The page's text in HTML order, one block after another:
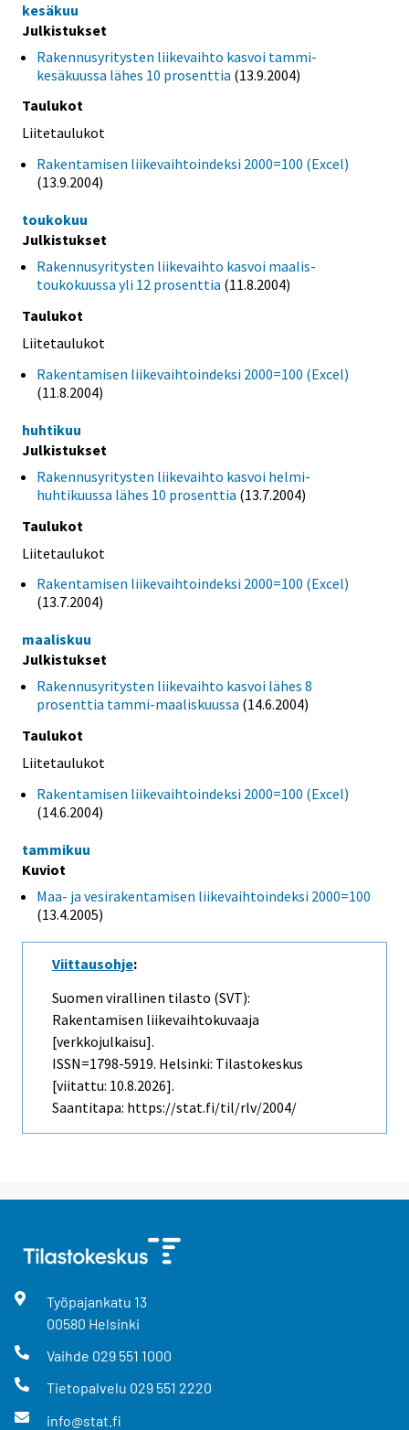
kesäkuu
Julkistukset
Rakennusyritysten liikevaihto kasvoi tammi-
kesäkuussa lähes 10 prosenttia (13.9.2004)
Taulukot
Liitetaulukot
Rakentamisen liikevaihtoindeksi 2000=100 (Excel)
(13.9.2004)
toukokuu
Julkistukset
Rakennusyritysten liikevaihto kasvoi maalis-
toukokuussa yli 12 prosenttia (11.8.2004)
Taulukot
Liitetaulukot
Rakentamisen liikevaihtoindeksi 2000=100 (Excel)
(11.8.2004)
huhtikuu
Julkistukset
Rakennusyritysten liikevaihto kasvoi helmi-
huhtikuussa lähes 10 prosenttia (13.7.2004)
Taulukot
Liitetaulukot
Rakentamisen liikevaihtoindeksi 2000=100 (Excel)
(13.7.2004)
maaliskuu
Julkistukset
Rakennusyritysten liikevaihto kasvoi lähes 8
prosenttia tammi-maaliskuussa (14.6.2004)
Taulukot
Liitetaulukot
Rakentamisen liikevaihtoindeksi 2000=100 (Excel)
(14.6.2004)
tammikuu
Kuviot
Maa- ja vesirakentamisen liikevaihtoindeksi 2000=100
(13.4.2005)
Viittausohje:
Suomen virallinen tilasto (SVT):
Rakentamisen liikevaihtokuvaaja
[verkkojulkaisu].
ISSN=1798-5919. Helsinki: Tilastokeskus
[viitattu: 10.8.2026].
Saantitapa: https://stat.fi/til/rlv/2004/
Työpajankatu 13
00580 Helsinki
Vaihde 029 551 1000
Tietopalvelu 029 551 2220
info@stat.fi